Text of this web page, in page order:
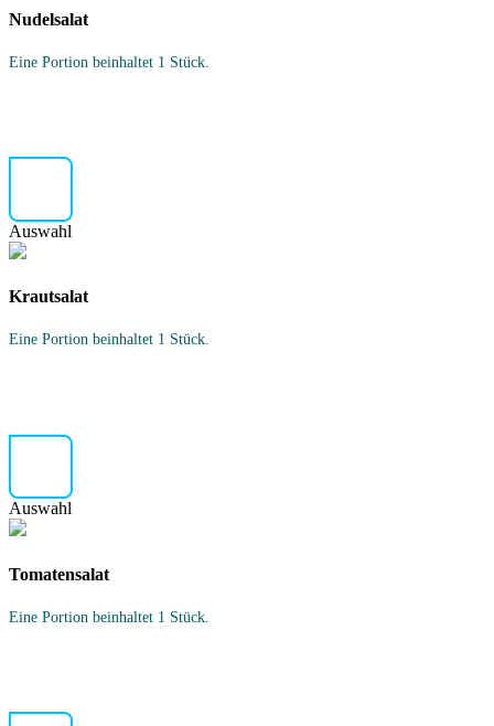
Nudelsalat
Eine Portion beinhaltet 1 Stück.
Auswahl
Krautsalat
Eine Portion beinhaltet 1 Stück.
Auswahl
Tomatensalat
Eine Portion beinhaltet 1 Stück.